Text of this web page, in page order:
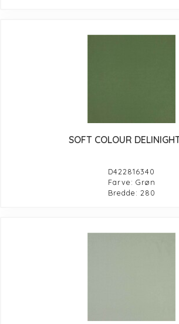
SOFT COLOUR
D422816340
Farve: Grøn
Bredde: 280